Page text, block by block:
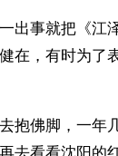
出事就把《江
在，有时为了
抱佛脚，一年